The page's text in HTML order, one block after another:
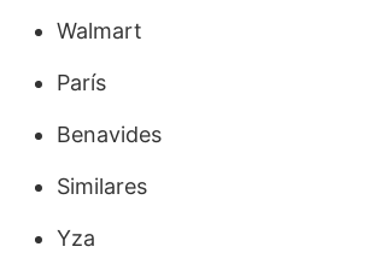
Walmart
París
Benavides
Similares
Yza